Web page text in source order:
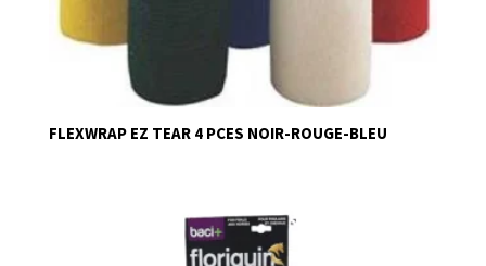
FLEXWRAP EZ TEAR 4 PCES NOIR-ROUGE-BLEU